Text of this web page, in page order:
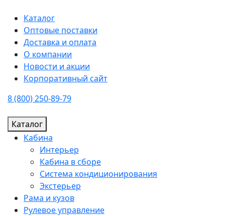
Каталог
Оптовые поставки
Доставка и оплата
О компании
Новости и акции
Корпоративный сайт
8 (800) 250-89-79
Каталог
Кабина
Интерьер
Кабина в сборе
Система кондиционирования
Экстерьер
Рама и кузов
Рулевое управление